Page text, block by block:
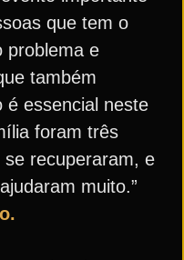
que tem o
problema e
também
é essencial neste
foram três
recuperaram, e
muito.”